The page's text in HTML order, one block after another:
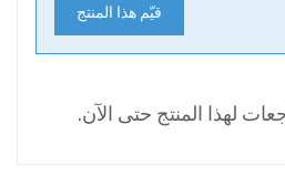
قيّم هذا المنتج
لهذا المنتج حتى الآن.